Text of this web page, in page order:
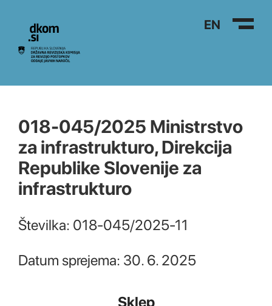
Na vsebino EN
018-045/2025 Ministrstvo
za infrastrukturo, Direkcija
Republike Slovenije za
infrastrukturo
Številka: 018-045/2025-11
Datum sprejema: 30. 6. 2025
Sklep